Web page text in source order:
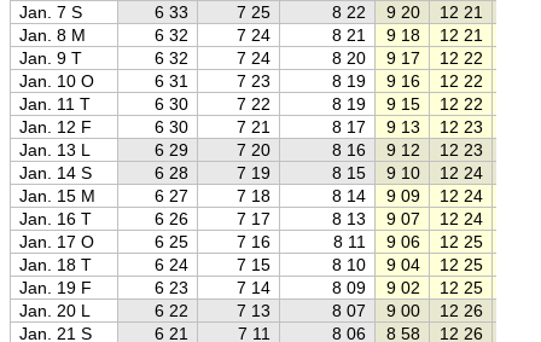
Jan. 7 S
6 33 7 25 8 22 9 20 12 21
Jan. 8 M
6 32 7 24 8 21 9 18 12 21
Jan. 9 T
6 32 7 24 8 20 9 17 12 22
Jan. 10 O
6 31 7 23 8 19 9 16 12 22
Jan. 11 T
6 30 7 22 8 19 9 15 12 22
Jan. 12 F
6 30 7 21 8 17 9 13 12 23
Jan. 13 L
6 29 7 20 8 16 9 12 12 23
Jan. 14 S
6 28 7 19 8 15 9 10 12 24
Jan. 15 M
6 27 7 18 8 14 9 09 12 24
Jan. 16 T
6 26 7 17 8 13 9 07 12 24
Jan. 17 O
6 25 7 16 8 11 9 06 12 25
Jan. 18 T
6 24 7 15 8 10 9 04 12 25
Jan. 19 F
6 23 7 14 8 09 9 02 12 25
Jan. 20 L
6 22 7 13 8 07 9 00 12 26
Jan. 21 S
6 21 7 11 8 06 8 58 12 26